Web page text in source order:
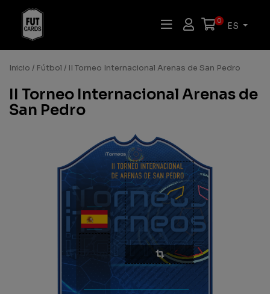
0 ES
Inicio / Fútbol / II Torneo Internacional Arenas de San Pedro
II Torneo Internacional Arenas de
San Pedro